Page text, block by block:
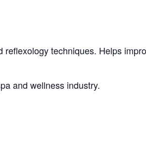
techniques. Helps
and wellness industry.